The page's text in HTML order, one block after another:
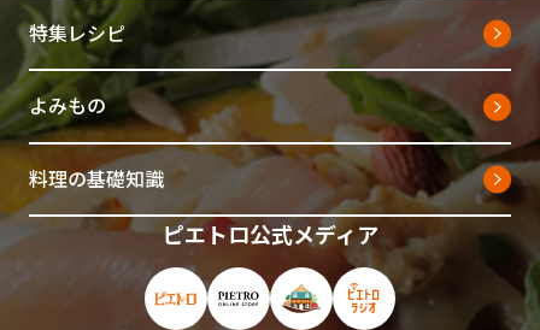
特集レシピ
よみもの
料理の基礎知識
ピエトロ公式メディア
ピエトロ公式サイト（新しいウィンドウで
ピエトロオンラインストア（新しい
ピエトロホームタウン（新
ピエトロラジオ（新